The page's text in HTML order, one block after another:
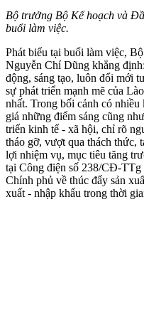
Bộ trưởng Bộ Kế hoạch và
buổi làm việc.
Phát biểu tại buổi làm việc,
Nguyễn Chí Dũng khẳng
động, sáng tạo, luôn đổi mới
sự phát triển mạnh mẽ của
nhất. Trong bối cảnh có
giá những điểm sáng cũng
triển kinh tế - xã hội, chỉ rõ
tháo gỡ, vượt qua thách thức,
lợi nhiệm vụ, mục tiêu tăng
tại Công điện số 238/CĐ-
Chính phủ về thúc đẩy sản
xuất - nhập khẩu trong thời